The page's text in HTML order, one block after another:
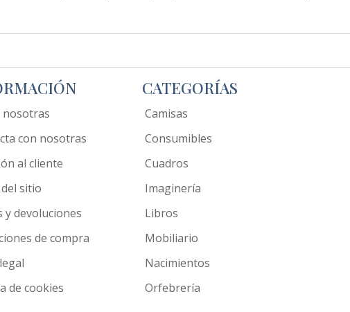
nosotras
con nosotras
al cliente
sitio
y devoluciones
de compra
de cookies
CATEGORÍAS
Camisas
Consumibles
Cuadros
Imaginería
Libros
Mobiliario
Nacimientos
Orfebrería